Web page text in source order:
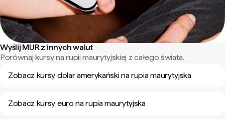
Wyślij MUR z innych walut
Porównaj kursy na rupii maurytyjskiej z całego świata.
Zobacz kursy dolar amerykański na rupia maurytyjska
Zobacz kursy euro na rupia maurytyjska